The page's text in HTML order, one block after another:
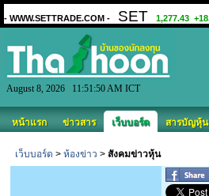
August 8, 2026 11:51:50 AM ICT
หน้าแรก ข่าวสาร เว็บบอร์ด สารบัญหุ้น
เว็บบอร์ด > ห้องข่าว > สังคมข่าวหุ้น